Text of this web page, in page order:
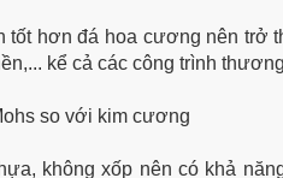
tốt hơn đá hoa cương nên
kể cả các công trình
so với kim cương
không xốp nên có khả